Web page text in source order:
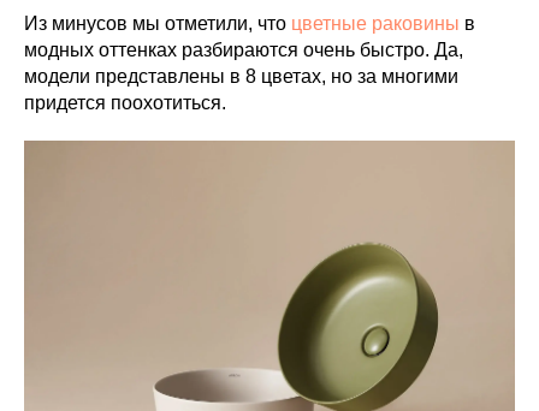
Из минусов мы отметили, что цветные раковины в
модных оттенках разбираются очень быстро. Да,
модели представлены в 8 цветах, но за многими
придется поохотиться.